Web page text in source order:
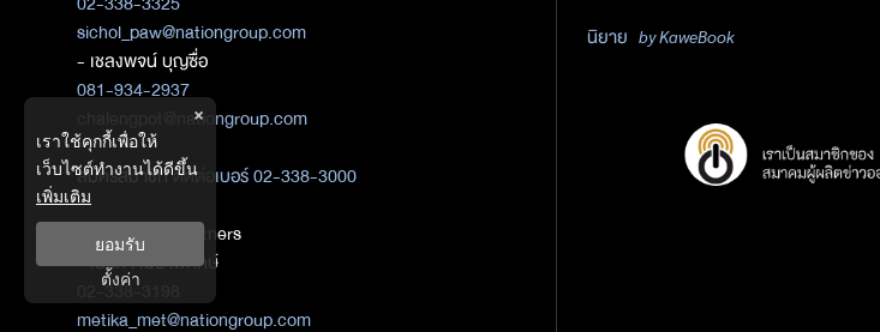
sichol_paw@nationgroup.com
- เชลงพจน์ บุญซื่อ
081-934-2937
chalengpot@nationgroup.com
สมัครสมาชิกติดต่อเบอร์ 02-338-3000
ติดต่อ Media Partners
- เมธิกา เมธาพิทักษ์
02-338-3198
metika_met@nationgroup.com
นิยาย by KaweBook
×
เราใช้คุกกี้เพื่อให้
เว็บไซต์ทำงานได้ดีขึ้น
เพิ่มเติม
ยอมรับ
ตั้งค่า